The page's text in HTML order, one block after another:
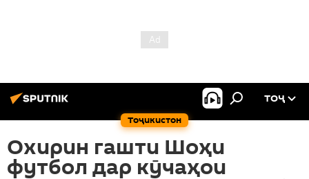
Тоҷикистон
ТОҶ
Охирин гашти Шоҳи
футбол дар кӯчаҳои